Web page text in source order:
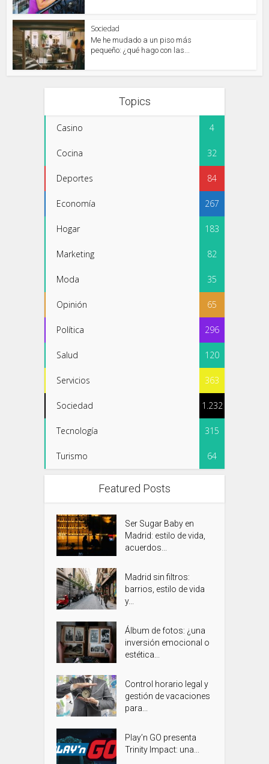
Sociedad
Me he mudado a un piso más
pequeño: ¿qué hago con las...
Topics
Casino 4
Cocina 32
Deportes 84
Economía 267
Hogar 183
Marketing 82
Moda 35
Opinión 65
Política 296
Salud 120
Servicios 363
Sociedad 1.232
Tecnología 315
Turismo 64
Featured Posts
Ser Sugar Baby en
Madrid: estilo de vida,
acuerdos...
Madrid sin filtros:
barrios, estilo de vida
y...
Álbum de fotos: ¿una
inversión emocional o
estética...
Control horario legal y
gestión de vacaciones
para...
Play’n GO presenta
Trinity Impact: una...